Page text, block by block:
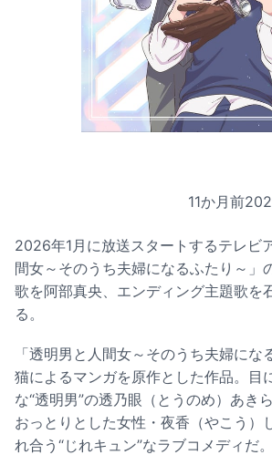
11か月前
2026年1月に放送スタートするテレビ
間女～そのうち夫婦になるふたり～」
歌を阿部真央、エンディング主題歌を
る。
「透明男と人間女～そのうち夫婦にな
猫によるマンガを原作とした作品。目
な“透明男”の透乃眼（とうのめ）あき
おっとりとした女性・夜香（やこう）
れ合う“じれキュン”なラブコメディだ。